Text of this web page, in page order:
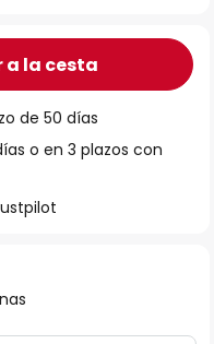
a la cesta
de 50 días
o en 3 plazos con